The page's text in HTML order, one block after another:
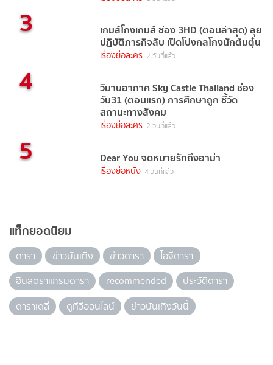
3 เกมส์โกงเกมส์ ช่อง 3HD (ตอนล่าสุด) ลุย
ปฏิบัติภารกิจลับ เปิดโปงกลโกงนักต้มตุ๋น
เรื่องย่อละคร 2 วันที่แล้ว
4 วิมานอากาศ Sky Castle Thailand ช่อง
วัน31 (ตอนแรก) การศึกษาถูก ชี้วัด
สถานะทางสังคม
เรื่องย่อละคร 2 วันที่แล้ว
5 Dear You จดหมายรักถึงอาม่า
เรื่องย่อหนัง 4 วันที่แล้ว
แท็กยอดนิยม
ดารา ข่าวบันเทิง ข่าวดารา
ไอจีดารา
อินสตราแกรมดารา
recommended
ประวัติดารา
ดาราเดลี่
ดูทีวีออนไลน์ ข่าวบันเทิงวันนี้